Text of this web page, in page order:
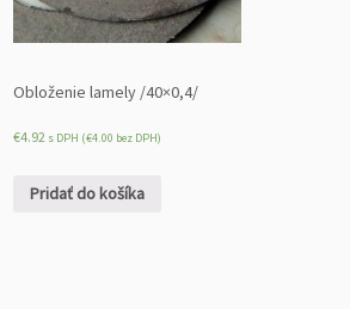
Obloženie lamely /40×0,4/
€4.92 s DPH (€4.00 bez DPH)
Pridať do košíka